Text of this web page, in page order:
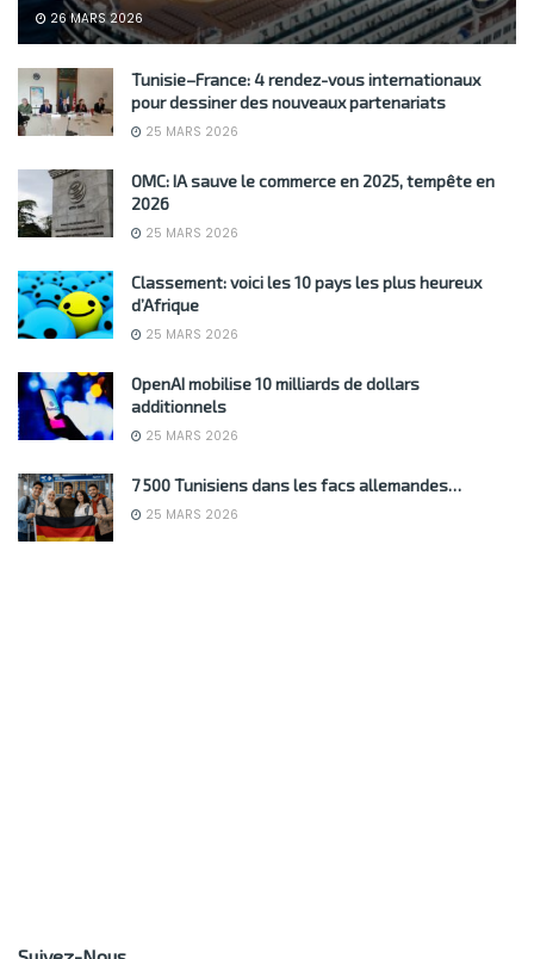
26 MARS 2026
Tunisie–France: 4 rendez-vous internationaux
pour dessiner des nouveaux partenariats
25 MARS 2026
OMC: IA sauve le commerce en 2025, tempête en
2026
25 MARS 2026
Classement: voici les 10 pays les plus heureux
d’Afrique
25 MARS 2026
OpenAI mobilise 10 milliards de dollars
additionnels
25 MARS 2026
7 500 Tunisiens dans les facs allemandes…
25 MARS 2026